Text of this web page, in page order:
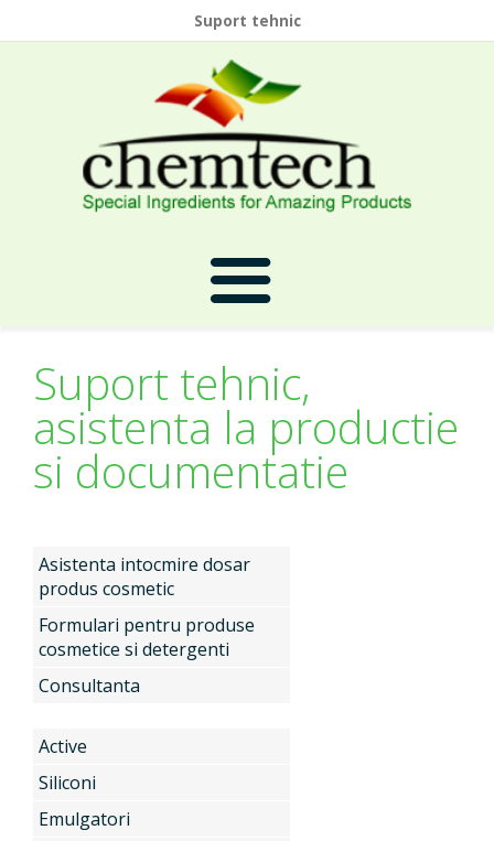
Suport tehnic
Prima Pagina
Despre Noi
Produse
Active
Servicii
Suport tehnic,
asistenta la productie
si documentatie
Asistenta intocmire dosar
produs cosmetic
Formulari pentru produse
cosmetice si detergenti
Consultanta
Active
Siliconi
Emulgatori